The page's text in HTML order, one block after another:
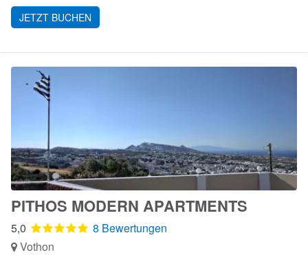
JETZT BUCHEN
PITHOS MODERN APARTMENTS
5,0
8 Bewertungen
Vothon